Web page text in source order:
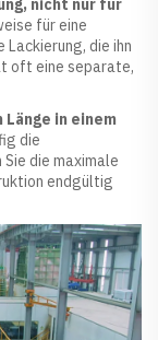
nicht nur für
für eine
die ihn
oft eine separate,
in einem
die
die maximale
endgültig